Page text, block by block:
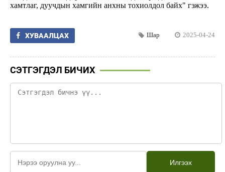
хамтлаг, дуучдын хамгийн анхны тохиолдол байх" гэжээ.
ХУВААЛЦАХ Шар 2025-04-24
СЭТГЭГДЭЛ БИЧИХ
Илгээх